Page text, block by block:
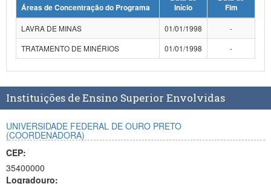
Banco Central do Brasil
Planalto
Áreas de Concentração do Programa
Início
Fim
LAVRA DE MINAS
01/01/1998
-
TRATAMENTO DE MINÉRIOS
01/01/1998 -
Instituições de Ensino Superior Envolvidas
UNIVERSIDADE FEDERAL DE OURO PRETO
(COORDENADORA)
CEP:
35400000
Logradouro: